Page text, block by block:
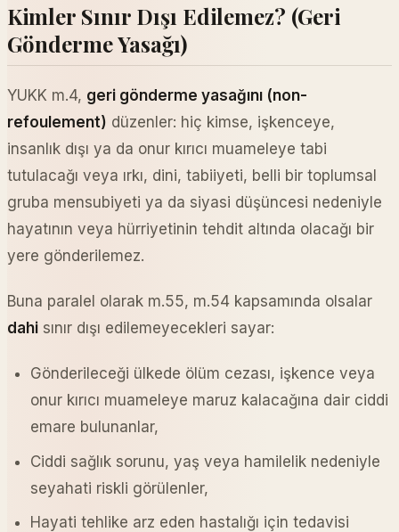
Kimler Sınır Dışı Edilemez? (Geri
Gönderme Yasağı)
YUKK m.4, geri gönderme yasağını (non-
refoulement) düzenler: hiç kimse, işkenceye,
insanlık dışı ya da onur kırıcı muameleye tabi
tutulacağı veya ırkı, dini, tabiiyeti, belli bir toplumsal
gruba mensubiyeti ya da siyasi düşüncesi nedeniyle
hayatının veya hürriyetinin tehdit altında olacağı bir
yere gönderilemez.
Buna paralel olarak m.55, m.54 kapsamında olsalar
dahi sınır dışı edilemeyecekleri sayar:
Gönderileceği ülkede ölüm cezası, işkence veya
onur kırıcı muameleye maruz kalacağına dair ciddi
emare bulunanlar,
Ciddi sağlık sorunu, yaş veya hamilelik nedeniyle
seyahati riskli görülenler,
Hayati tehlike arz eden hastalığı için tedavisi